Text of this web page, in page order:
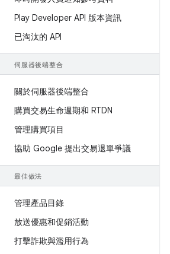
Play Developer API 版本資訊
已淘汰的 API
伺服器後端整合
關於伺服器後端整合
購買交易生命週期和 RTDN
管理購買項目
協助 Google 提出交易退單爭議
最佳做法
管理產品目錄
放送優惠和促銷活動
打擊詐欺與濫用行為